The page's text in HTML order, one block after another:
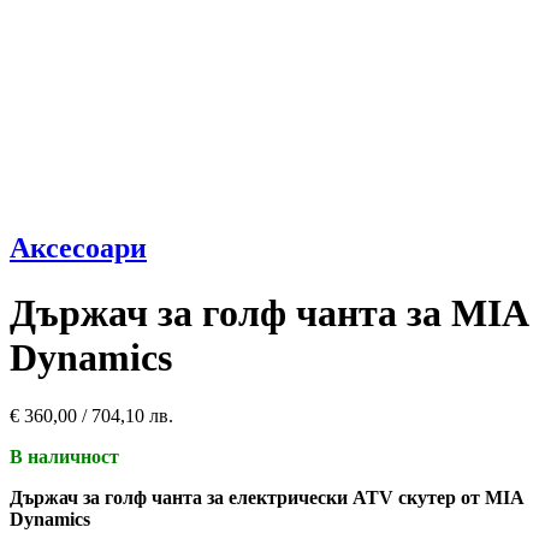
Аксесоари
Държач за голф чанта за MIA
Dynamics
€ 360,00 / 704,10 лв.
В наличност
Държач за голф чанта за електрически ATV скутер от MIA
Dynamics